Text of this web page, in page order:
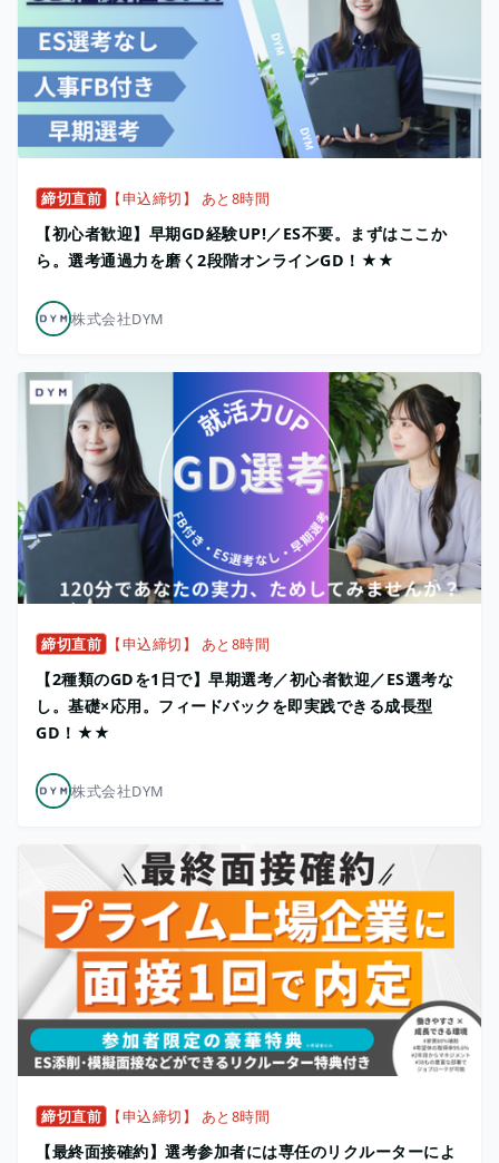
締切直前 【申込締切】 あと8時間
【初心者歓迎】早期GD経験UP!／ES不要。まずはここか
ら。選考通過力を磨く2段階オンラインGD！★★
株式会社DYM
締切直前 【申込締切】 あと8時間
【2種類のGDを1日で】早期選考／初心者歓迎／ES選考な
し。基礎×応用。フィードバックを即実践できる成長型
GD！★★
株式会社DYM
締切直前 【申込締切】 あと8時間
【最終面接確約】選考参加者には専任のリクルーターによ